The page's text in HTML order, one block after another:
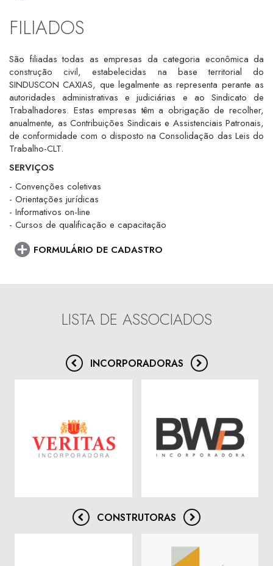
FILIADOS
São filiadas todas as empresas da categoria econômica da
construção civil, estabelecidas na base territorial do
SINDUSCON CAXIAS, que legalmente as representa perante as
autoridades administrativas e judiciárias e ao Sindicato de
Trabalhadores. Estas empresas têm a obrigação de recolher,
anualmente, as Contribuições Sindicais e Assistenciais Patronais,
de conformidade com o disposto na Consolidação das Leis do
Trabalho-CLT.
SERVIÇOS
- Convenções coletivas
- Orientações jurídicas
- Informativos on-line
- Cursos de qualificação e capacitação
FORMULÁRIO DE CADASTRO
LISTA DE ASSOCIADOS
INCORPORADORAS
CONSTRUTORAS